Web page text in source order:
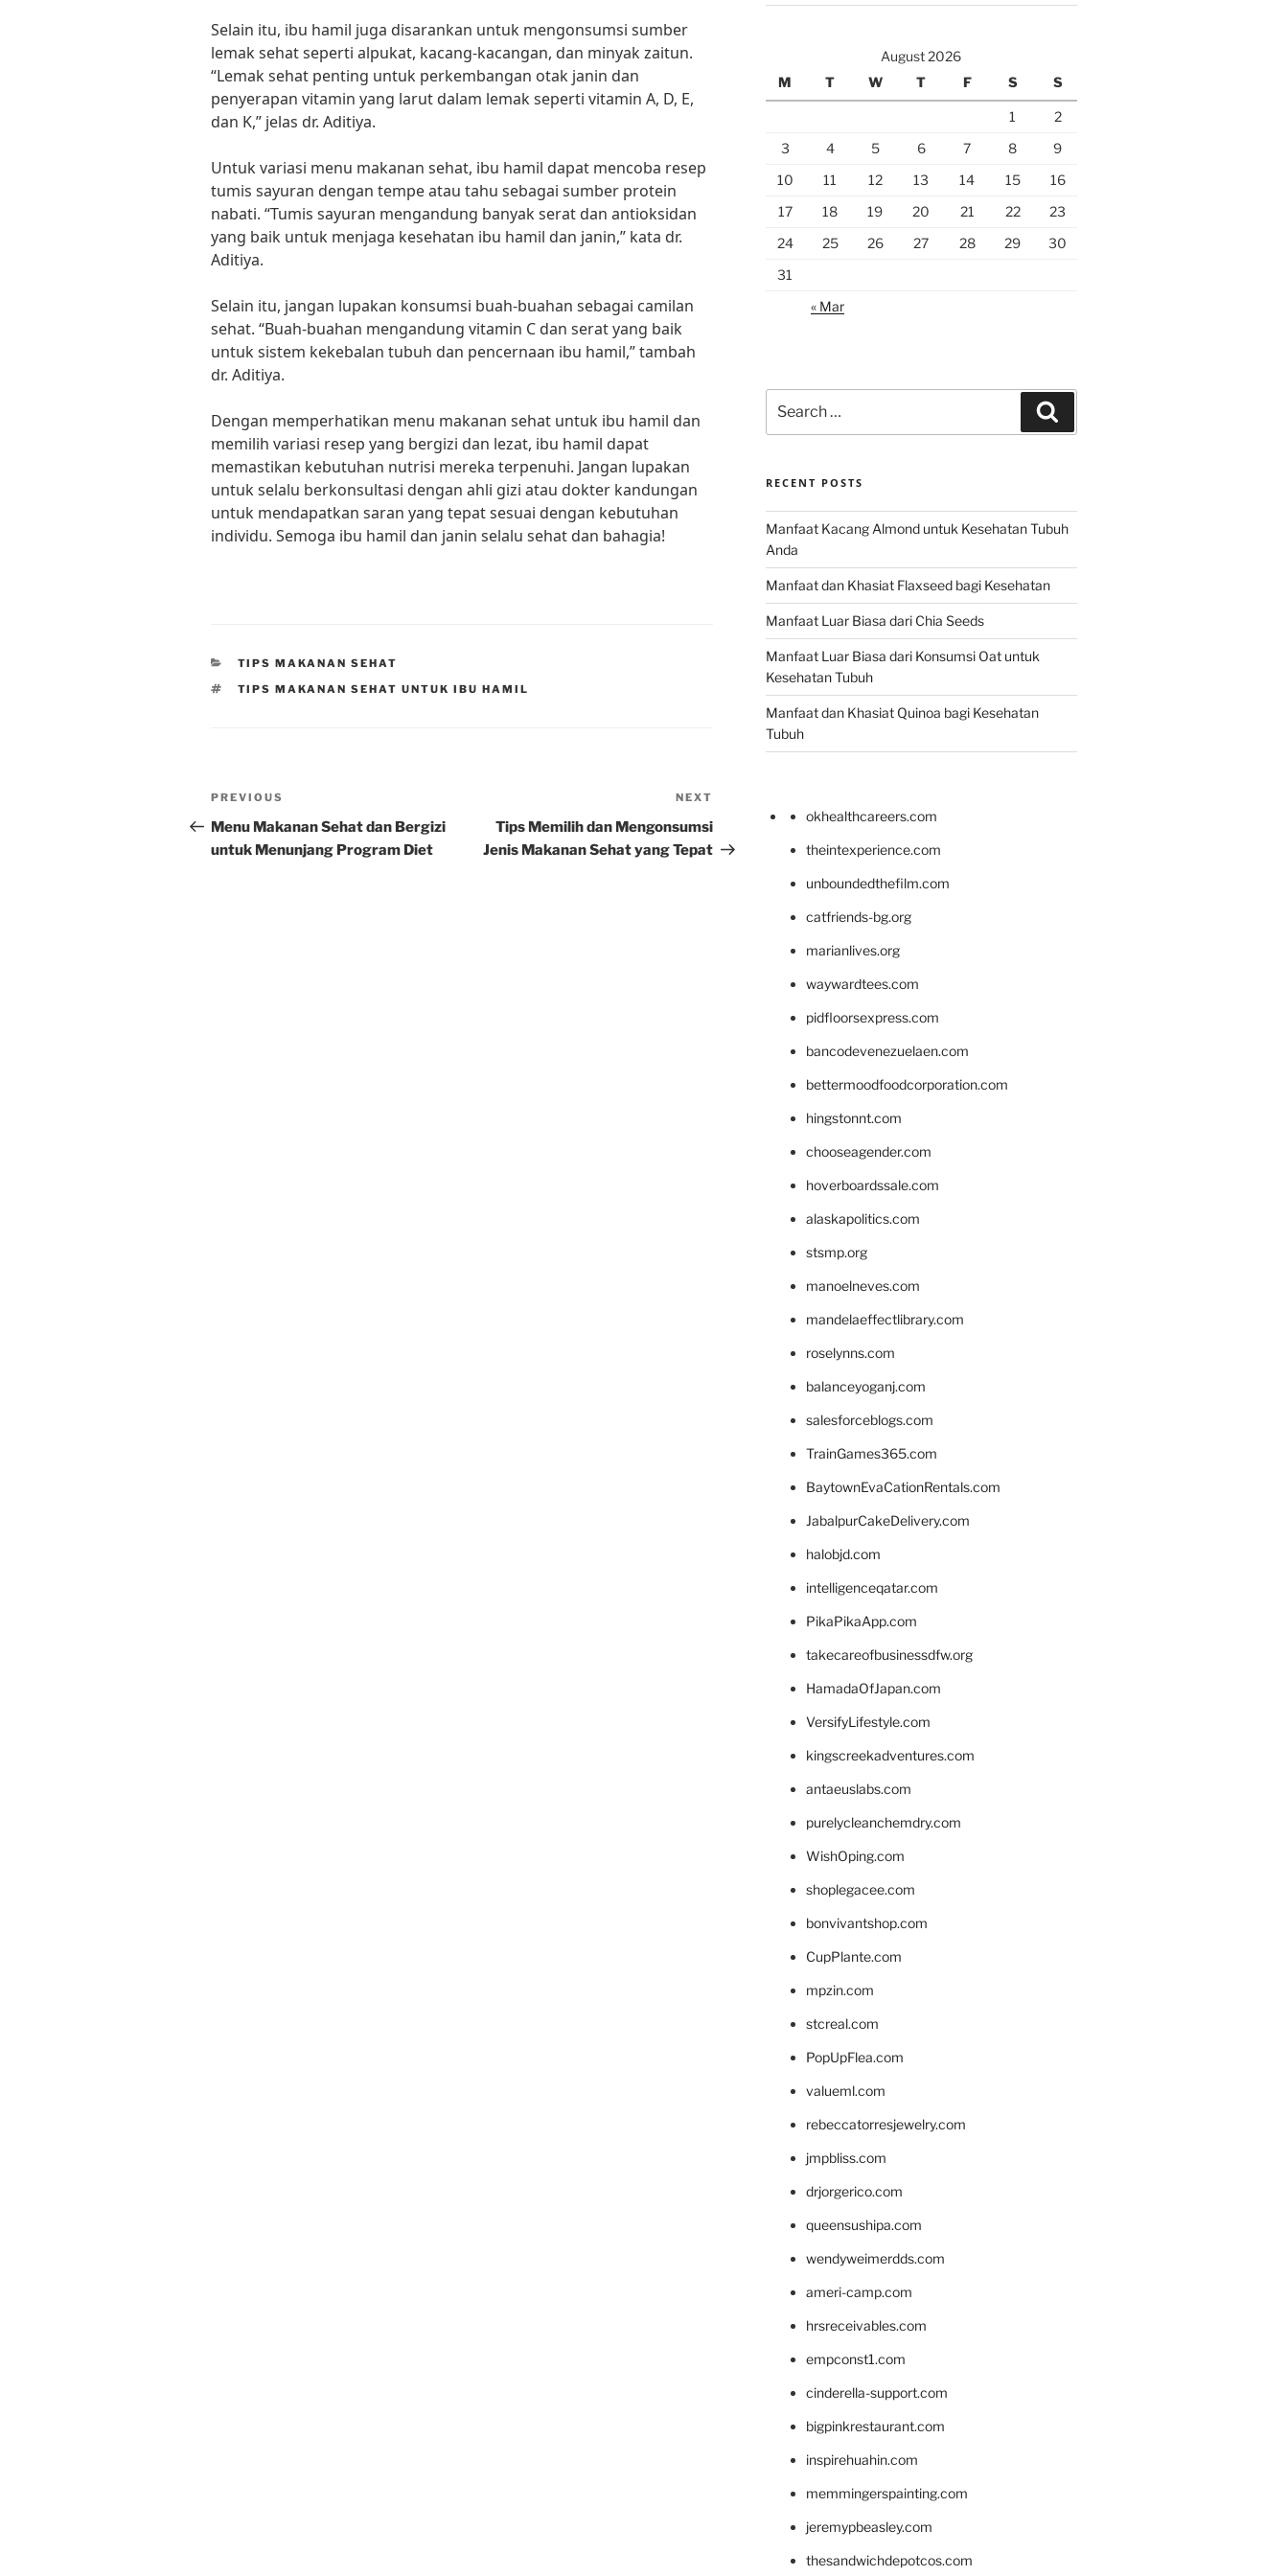
Selain itu, ibu hamil juga disarankan untuk mengonsumsi sumber
lemak sehat seperti alpukat, kacang-kacangan, dan minyak zaitun.
“Lemak sehat penting untuk perkembangan otak janin dan
penyerapan vitamin yang larut dalam lemak seperti vitamin A, D, E,
dan K,” jelas dr. Aditiya.
Untuk variasi menu makanan sehat, ibu hamil dapat mencoba resep
tumis sayuran dengan tempe atau tahu sebagai sumber protein
nabati. “Tumis sayuran mengandung banyak serat dan antioksidan
yang baik untuk menjaga kesehatan ibu hamil dan janin,” kata dr.
Aditiya.
Selain itu, jangan lupakan konsumsi buah-buahan sebagai camilan
sehat. “Buah-buahan mengandung vitamin C dan serat yang baik
untuk sistem kekebalan tubuh dan pencernaan ibu hamil,” tambah
dr. Aditiya.
Dengan memperhatikan menu makanan sehat untuk ibu hamil dan
memilih variasi resep yang bergizi dan lezat, ibu hamil dapat
memastikan kebutuhan nutrisi mereka terpenuhi. Jangan lupakan
untuk selalu berkonsultasi dengan ahli gizi atau dokter kandungan
untuk mendapatkan saran yang tepat sesuai dengan kebutuhan
individu. Semoga ibu hamil dan janin selalu sehat dan bahagia!
CATEGORIES
TIPS MAKANAN SEHAT
TAGS
TIPS MAKANAN SEHAT UNTUK IBU HAMIL
Post
navigation
Previous
Post
PREVIOUS
Menu Makanan Sehat dan Bergizi
untuk Menunjang Program Diet
Post
NEXT
Tips Memilih dan Mengonsumsi
Jenis Makanan Sehat yang Tepat
August 2026
M
T W T F S S
1
2
3
4 5 6 7 8
9
10
11 12 13 14 15
16
17
18 19 20 21 22
23
24
25 26 27 28 29
30
31
« Mar
for:
RECENT POSTS
Manfaat Kacang Almond untuk Kesehatan Tubuh
Anda
Manfaat dan Khasiat Flaxseed bagi Kesehatan
Manfaat Luar Biasa dari Chia Seeds
Manfaat Luar Biasa dari Konsumsi Oat untuk
Kesehatan Tubuh
Manfaat dan Khasiat Quinoa bagi Kesehatan
Tubuh
okhealthcareers.com
theintexperience.com
unboundedthefilm.com
catfriends-bg.org
marianlives.org
waywardtees.com
pidfloorsexpress.com
bancodevenezuelaen.com
bettermoodfoodcorporation.com
hingstonnt.com
chooseagender.com
hoverboardssale.com
alaskapolitics.com
stsmp.org
manoelneves.com
mandelaeffectlibrary.com
roselynns.com
balanceyoganj.com
salesforceblogs.com
TrainGames365.com
BaytownEvaCationRentals.com
JabalpurCakeDelivery.com
halobjd.com
intelligenceqatar.com
PikaPikaApp.com
takecareofbusinessdfw.org
HamadaOfJapan.com
VersifyLifestyle.com
kingscreekadventures.com
antaeuslabs.com
purelycleanchemdry.com
WishOping.com
shoplegacee.com
bonvivantshop.com
CupPlante.com
mpzin.com
stcreal.com
PopUpFlea.com
valueml.com
rebeccatorresjewelry.com
jmpbliss.com
drjorgerico.com
queensushipa.com
wendyweimerdds.com
ameri-camp.com
hrsreceivables.com
empconst1.com
cinderella-support.com
bigpinkrestaurant.com
inspirehuahin.com
memmingerspainting.com
jeremypbeasley.com
thesandwichdepotcos.com